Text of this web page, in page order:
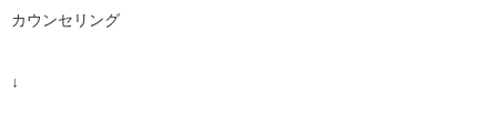
カウンセリング
↓